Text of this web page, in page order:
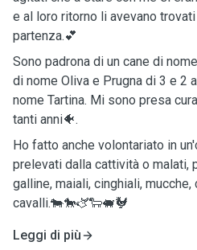
e al loro ritorno li avevano
partenza.💕
Sono padrona di un cane di
di nome Oliva e Prugna di 3 e 2
nome Tartina. Mi sono presa
tanti anni🐠.
Ho fatto anche volontariato in
prelevati dalla cattività o malati,
galline, maiali, cinghiali, mucche,
cavalli.🐄🐎🫏🐑🐖🐓
Leggi di più